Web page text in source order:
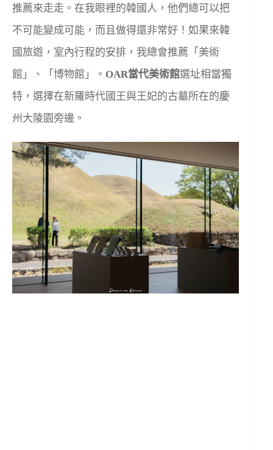
推薦來走走。在我眼裡的韓國人，他們總可以把
不可能變成可能，而且做得還非常好！如果來韓
國旅遊，室內行程的安排，我總會推薦「美術
館」、「博物館」。 OAR當代美術館選址相當獨
特，選擇在新羅時代國王與王妃的古墓所在的慶
州大陵園旁邊。